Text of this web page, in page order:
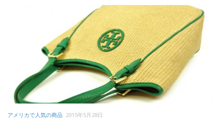
アメリカで人気の商品 2015年5月28日